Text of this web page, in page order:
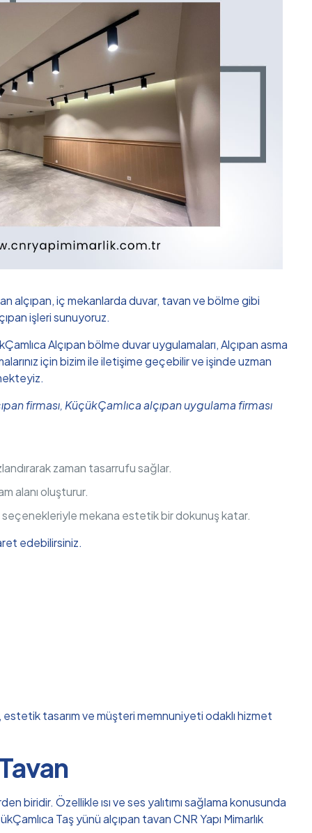
alçıpan, iç mekanlarda duvar, tavan ve bölme gibi
işleri sunuyoruz.
Alçıpan bölme duvar uygulamaları, Alçıpan asma
için bizim ile iletişime geçebilir ve işinde uzman
firması, KüçükÇamlıca alçıpan uygulama firması
zaman tasarrufu sağlar.
alanı oluşturur.
seçenekleriyle mekana estetik bir dokunuş katar.
edebilirsiniz.
estetik tasarım ve müşteri memnuniyeti odaklı hizmet
biridir. Özellikle ısı ve ses yalıtımı sağlama konusunda
Taş yünü alçıpan tavan CNR Yapı Mimarlık